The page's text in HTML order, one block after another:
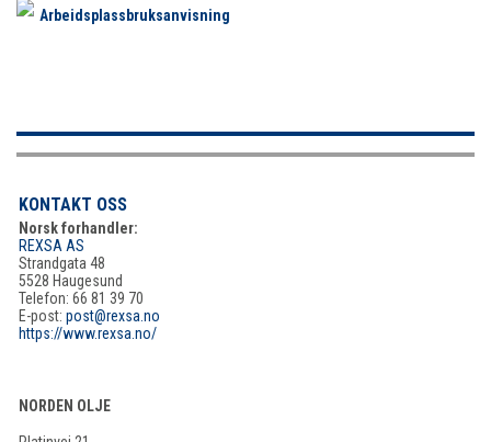
Arbeidsplassbruksanvisning
KONTAKT OSS
Norsk forhandler:
REXSA AS
Strandgata 48
5528 Haugesund
Telefon: 66 81 39 70
E-post: post@rexsa.no
https://www.rexsa.no/
NORDEN OLJE